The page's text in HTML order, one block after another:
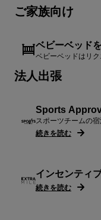
ご家族向け
ベビーベッド
ベビーベッドはリ
法人出張
Sports
スポーツチームの
続きを読む
インセンティ
続きを読む